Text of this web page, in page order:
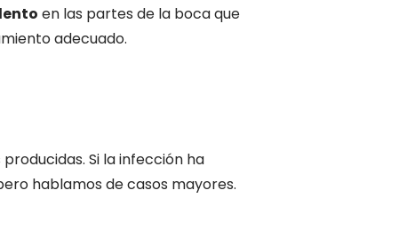
en las partes de la boca que
adecuado.
Si la infección ha
hablamos de casos mayores.